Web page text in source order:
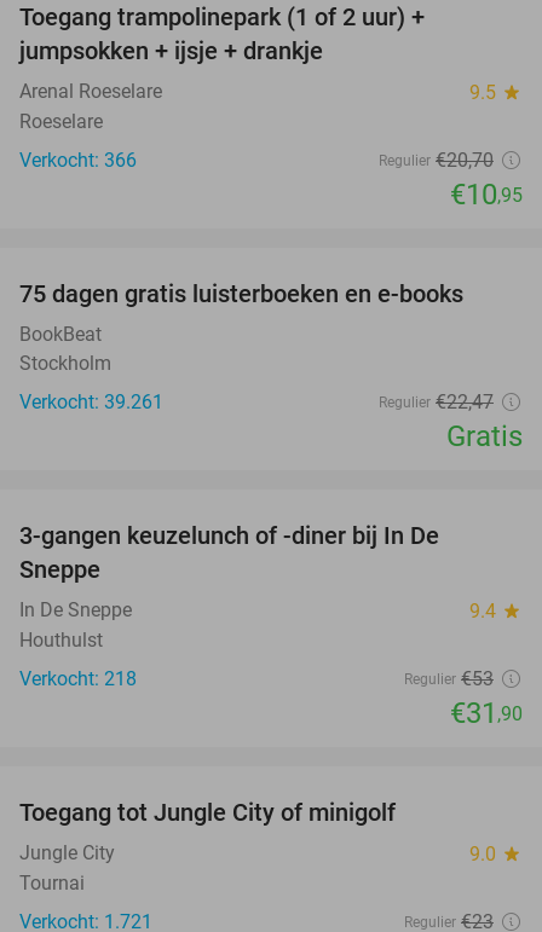
Toegang trampolinepark (1 of 2 uur) +
jumpsokken + ijsje + drankje
Arenal Roeselare 9.5 star
Roeselare
Verkocht: 366
Regulier €20,70
€10,95
75 dagen gratis luisterboeken en e-books
BookBeat
Stockholm
Verkocht: 39.261
Regulier €22,47
Gratis
3-gangen keuzelunch of -diner bij In De
Sneppe
In De Sneppe 9.4 star
Houthulst
Verkocht: 218
Regulier €53
€31 ,90
Toegang tot Jungle City of minigolf
Jungle City 9.0 star
Tournai
Verkocht: 1.721
Regulier €23